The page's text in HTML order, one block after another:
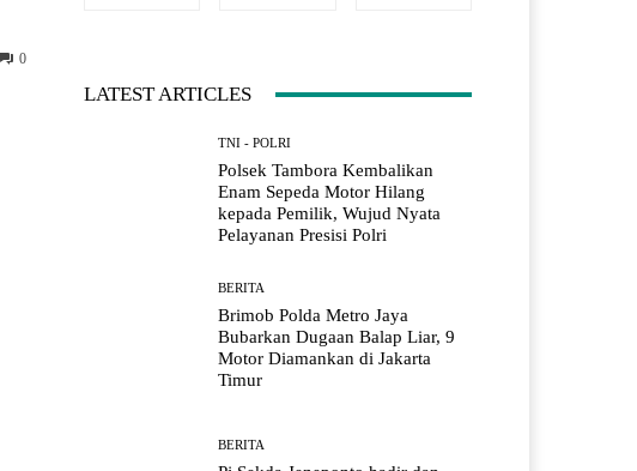
0
LATEST ARTICLES
TNI - POLRI
Polsek Tambora Kembalikan
Enam Sepeda Motor Hilang
kepada Pemilik, Wujud Nyata
Pelayanan Presisi Polri
BERITA
Brimob Polda Metro Jaya
Bubarkan Dugaan Balap Liar, 9
Motor Diamankan di Jakarta
Timur
BERITA